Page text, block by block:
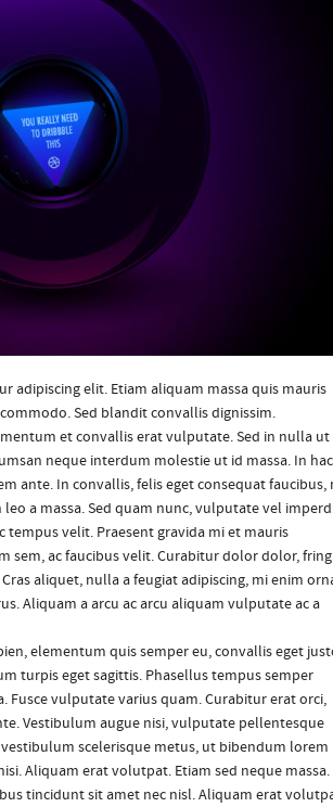
adipiscing elit. Etiam aliquam massa quis mauris
Sed blandit convallis dignissim.
et convallis erat vulputate. Sed in nulla ut
neque interdum molestie ut id massa. In hac
ante. In convallis, felis eget consequat faucibus,
a massa. Sed quam nunc, vulputate vel
tempus velit. Praesent gravida mi et mauris
sem, ac faucibus velit. Curabitur dolor dolor,
aliquet, nulla a feugiat adipiscing, mi enim
Aliquam a arcu ac arcu aliquam vulputate ac a
elementum quis semper eu, convallis eget
turpis eget sagittis. Phasellus tempus semper
Fusce vulputate varius quam. Curabitur erat orci,
Vestibulum augue nisi, vulputate pellentesque
scelerisque metus, ut bibendum lorem
Aliquam erat volutpat. Etiam sed neque massa.
tincidunt sit amet nec nisl. Aliquam erat